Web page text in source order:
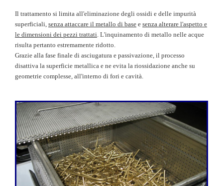
Il trattamento si limita all'eliminazione degli ossidi e delle impurità
superficiali, senza attaccare il metallo di base e senza alterare l'aspetto e
le dimensioni dei pezzi trattati . L'inquinamento di metallo nelle acque
risulta pertanto estremamente ridotto.
Grazie alla fase finale di asciugatura e passivazione, il processo
disattiva la superficie metallica e ne evita la riossidazione anche su
geometrie complesse, all'interno di fori e cavità.